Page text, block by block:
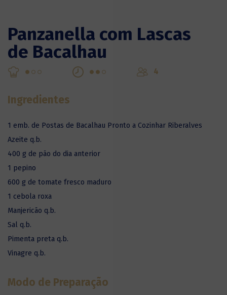
Panzanella com Lascas
de Bacalhau
4
Ingredientes
1 emb. de Postas de Bacalhau Pronto a Cozinhar Riberalves
Azeite q.b.
400 g de pão do dia anterior
1 pepino
600 g de tomate fresco maduro
1 cebola roxa
Manjericão q.b.
Sal q.b.
Pimenta preta q.b.
Vinagre q.b.
Modo de Preparação